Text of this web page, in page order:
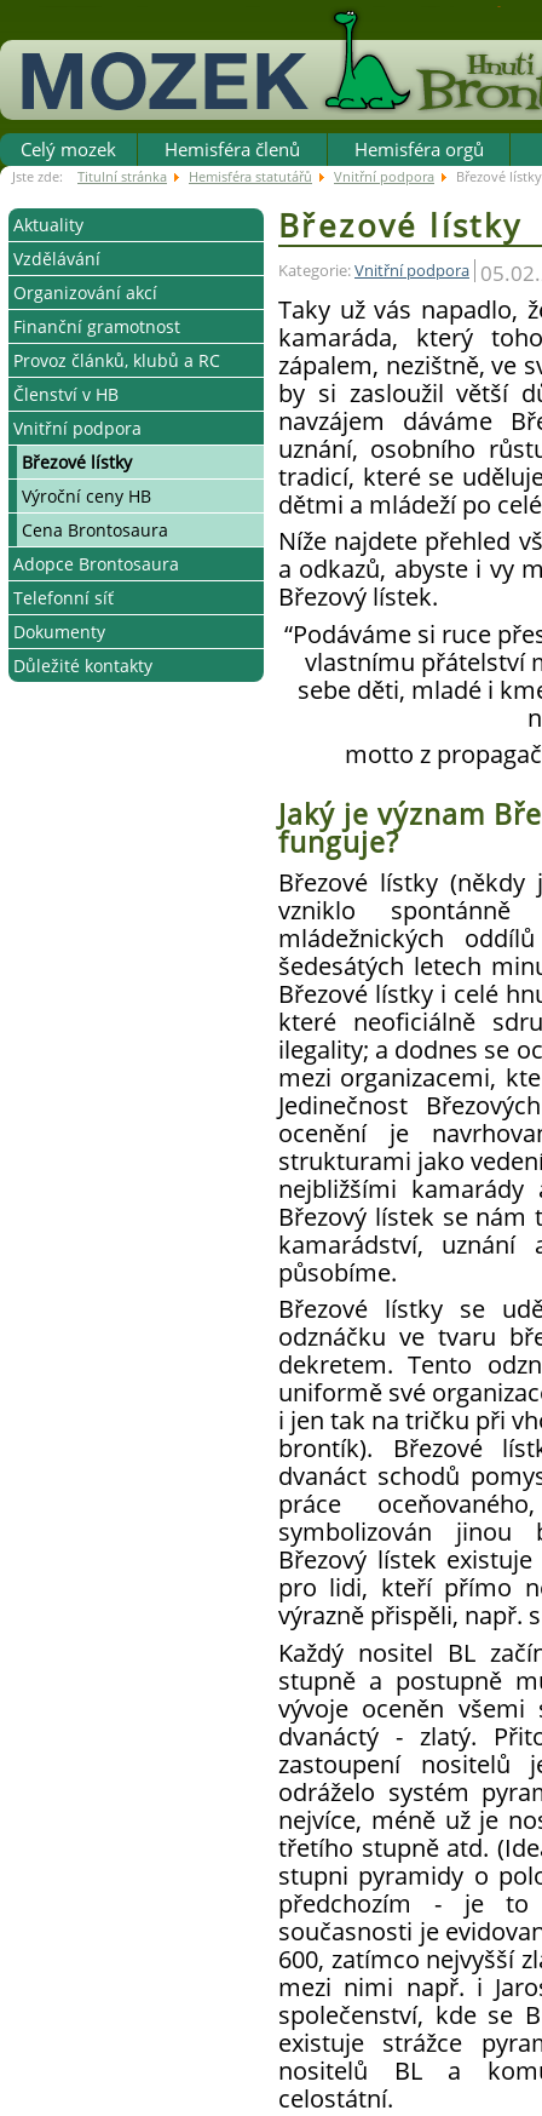
Celý mozek Hemisféra členů Hemisféra orgů
Jste zde: Titulní stránka Hemisféra statutářů Vnitřní podpora Březové lístky
Aktuality
Zprávy/Výzvy
Důležitá sdělení
Kalendář vzdělávacích akcí
Terminář
Vzdělávání
Systém vzdělávání v HB
Ostatní kurzy
Sekce Vzdělávání a Brďo
Organizování akcí
Programové akce HB
Kvalita akce
Pojištění na akcích
Mentorský program
Odborní konzultanti
Finanční gramotnost
Pro statutáře
Provoz článků, klubů a RC
Zakládáme ZČ, RC, klub
Spolkový rejstřík
Valná hromada ZČ, RC
Datové schránky
Zrušení článku
Členství v HB
Jak získat nové členy
Členské výhody
Práva a povinnosti člena
Vnitřní podpora
Březové lístky
Výroční ceny HB
Cena Brontosaura
Adopce Brontosaura
Jak na Adopci
Telefonní síť
Jak se připojit
Podmínky připojení
Dokumenty
Strategický plán
Důležité kontakty
Březové lístky
Kategorie:Vnitřní podpora
Taky už vás napadlo,
kamaráda, který
zápalem, nezištně, ve
by si zasloužil větší
navzájem dáváme
uznání, osobního
tradicí, které se
dětmi a mládeží po
Níže najdete přehled
a odkazů, abyste i vy
Březový lístek.
“Podáváme si ruce
vlastnímu přátelství
sebe děti, mladé i
motto z
Jaký je význam
funguje?
Březové lístky
vzniklo
mládežnických
šedesátých letech
Březové lístky i celé
které neoficiálně
ilegality; a dodnes se
mezi organizacemi,
Jedinečnost
ocenění je
strukturami jako
nejbližšími kamarády
Březový lístek se nám
kamarádství,
působíme.
Březové lístky se
odznáčku ve tvaru
dekretem. Tento
uniformě své
i jen tak na tričku při
brontík). Březové
dvanáct schodů
práce
symbolizován jinou
Březový lístek
pro lidi, kteří přímo
výrazně přispěli, např.
Každý nositel BL
stupně a postupně
vývoje oceněn
dvanáctý - zlatý.
zastoupení nositelů
odráželo systém
nejvíce, méně už je
třetího stupně atd.
stupni pyramidy o
předchozím - je to
současnosti je
600, zatímco nejvyšší
mezi nimi např. i
společenství, kde se
existuje strážce
nositelů BL a
celostátní.